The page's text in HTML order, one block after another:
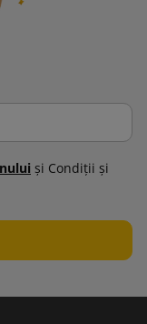
şi Condiţii şi